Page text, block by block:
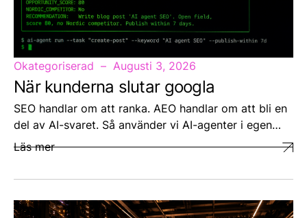
Okategoriserad Augusti 3, 2026
När kunderna slutar googla
SEO handlar om att ranka. AEO handlar om att bli en
del av AI-svaret. Så använder vi AI-agenter i egen…
Läs mer